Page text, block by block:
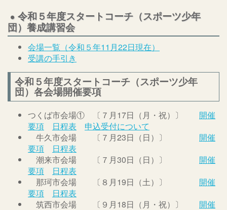
令和５年度スタートコーチ（スポーツ少年
団）養成講習会
会場一覧（令和５年11月22日現在）
受講の手引き
令和５年度スタートコーチ（スポーツ少年
団）各会場開催要項
つくば市会場① 〔７月17日（月・祝）〕 開催
要項
日程表
申込受付について
牛久市会場 〔７月23日（日）〕 開催
要項
日程表
潮来市会場 〔７月30日（日）〕 開催
要項
日程表
那珂市会場 〔８月19日（土）〕 開催
要項
日程表
筑西市会場 〔９月18日（月・祝）〕 開催